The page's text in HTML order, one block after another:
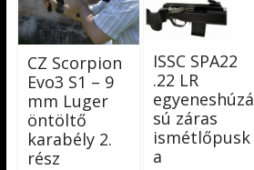
CZ Scorpion
Evo3 S1 – 9
mm Luger
öntöltő
karabély 2.
rész
ISSC SPA22
.22 LR
egyeneshúzá
sú záras
ismétlőpusk
a